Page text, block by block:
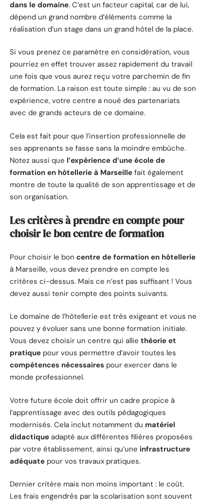
dans le domaine. C’est un facteur capital, car de lui,
dépend un grand nombre d’éléments comme la
réalisation d’un stage dans un grand hôtel de la place.
Si vous prenez ce paramètre en considération, vous
pourriez en effet trouver assez rapidement du travail
une fois que vous aurez reçu votre parchemin de fin
de formation. La raison est toute simple : au vu de son
expérience, votre centre a noué des partenariats
avec de grands acteurs de ce domaine.
Cela est fait pour que l’insertion professionnelle de
ses apprenants se fasse sans la moindre embûche.
Notez aussi que l’expérience d’une école de
formation en hôtellerie à Marseille fait également
montre de toute la qualité de son apprentissage et de
son organisation.
Les critères à prendre en compte pour
choisir le bon centre de formation
Pour choisir le bon centre de formation en hôtellerie
à Marseille, vous devez prendre en compte les
critères ci-dessus. Mais ce n’est pas suffisant ! Vous
devez aussi tenir compte des points suivants.
Le domaine de l’hôtellerie est très exigeant et vous ne
pouvez y évoluer sans une bonne formation initiale.
Vous devez choisir un centre qui allie théorie et
pratique pour vous permettre d’avoir toutes les
compétences nécessaires pour exercer dans le
monde professionnel.
Votre future école doit offrir un cadre propice à
l’apprentissage avec des outils pédagogiques
modernisés. Cela inclut notamment du matériel
didactique adapté aux différentes filières proposées
par votre établissement, ainsi qu’une infrastructure
adéquate pour vos travaux pratiques.
Dernier critère mais non moins important : le coût.
Les frais engendrés par la scolarisation sont souvent